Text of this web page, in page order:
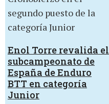
Enol Torre revalida el
subcampeonato de
España de Enduro
BTT en categoría
Junior